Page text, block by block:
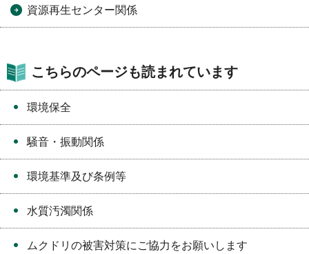
資源再生センター関係
こちらのページも読まれています
環境保全
騒音・振動関係
環境基準及び条例等
水質汚濁関係
ムクドリの被害対策にご協力をお願いします